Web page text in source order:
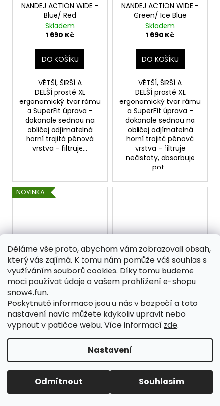
Děláme vše proto, abychom vám zobrazovali obsah,
který vás zajímá. K tomu nám pomůže váš souhlas s
využíváním souborů cookies. Díky tomu budeme
moci používat údaje o vašem prohlížení e-shopu
snow4.fun.
Poskytnuté informace jsou u nás v bezpečí a toto
nastavení navíc můžete kdykoliv upravit nebo
vypnout v patičce webu. Více informací zde.
Nastavení
Odmítnout Souhlasím
PŘIJÍMÁME KOLA/KOLOBĚŽKY/SPORTOVNÍ KOČÁRKY A VOZÍKY
NANDEJ ACTION WIDE -
Blue/ Red
Skladem
1 690 Kč
DO KOŠÍKU
VĚTŠÍ, ŠIRŠÍ A
DELŠÍ prostě XL
ergonomický tvar rámu
a SuperFit úprava -
dokonale sednou na
obličej odjímatelná
horní trojitá pěnová
vrstva - filtruje...
NANDEJ ACTION WIDE -
Green/ Ice Blue
Skladem
1 690 Kč
DO KOŠÍKU
VĚTŠÍ, ŠIRŠÍ A
DELŠÍ prostě XL
ergonomický tvar rámu
a SuperFit úprava -
dokonale sednou na
obličej odjímatelná
horní trojitá pěnová
vrstva - filtruje
nečistoty, absorbuje
pot...
NOVINKA
NANDEJ ACTION WIDE -
Green/ Red
Skladem
1 690 Kč
DO KOŠÍKU
DELŠÍ prostě XL
ergonomický tvar rámu
a SuperFit úprava -
dokonale sednou na
NANDEJ ACTION WIDE -
Grey/ Ice blue
1 690 Kč
DO KOŠÍKU
DELŠÍ prostě XL
ergonomický tvar rámu
a SuperFit úprava -
dokonale sednou na